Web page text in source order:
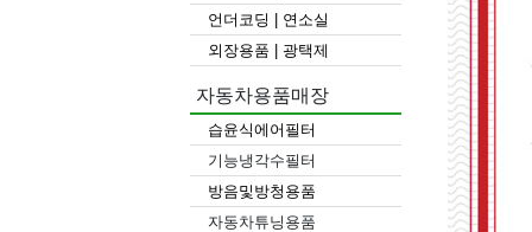
언더코딩 | 연소실
외장용품 | 광택제
자동차용품매장
습윤식에어필터
기능냉각수필터
방음및방청용품
자동차튜닝용품